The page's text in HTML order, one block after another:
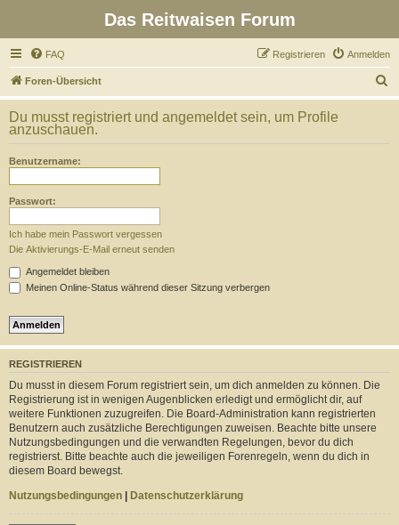
Das Reitwaisen Forum
FAQ Anmelden
Registrieren
Foren-Übersicht
u
h
Du musst registriert und angemeldet sein, um Profile
anzuschauen.
Benutzername:
Passwort:
Ich habe mein Passwort vergessen
Die Aktivierungs-E-Mail erneut senden
Angemeldet bleiben
Meinen Online-Status während dieser Sitzung verbergen
REGISTRIEREN
Du musst in diesem Forum registriert sein, um dich anmelden zu können. Die
Registrierung ist in wenigen Augenblicken erledigt und ermöglicht dir, auf
weitere Funktionen zuzugreifen. Die Board-Administration kann registrierten
Benutzern auch zusätzliche Berechtigungen zuweisen. Beachte bitte unsere
Nutzungsbedingungen und die verwandten Regelungen, bevor du dich
registrierst. Bitte beachte auch die jeweiligen Forenregeln, wenn du dich in
diesem Board bewegst.
Nutzungsbedingungen | Datenschutzerklärung